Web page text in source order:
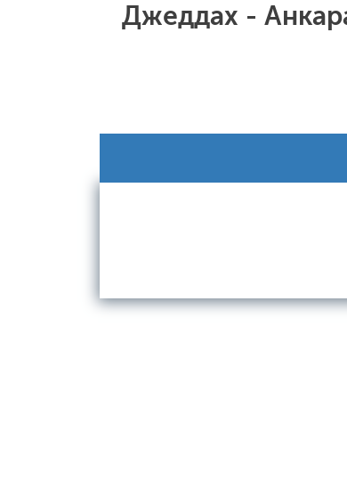
Джеддах -